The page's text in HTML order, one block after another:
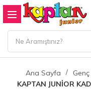
Ana Sayfa
KAPTAN JUNİOR